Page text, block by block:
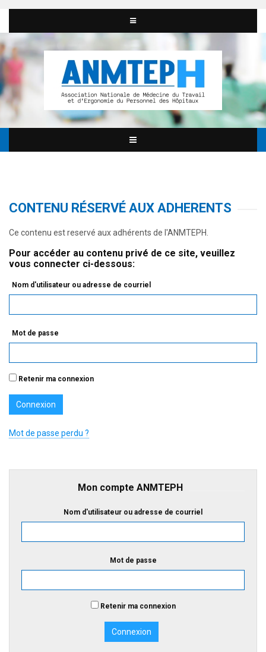
CONTENU RÉSERVÉ AUX ADHERENTS
Ce contenu est reservé aux adhérents de l'ANMTEPH.
Pour accéder au contenu privé de ce site, veuillez
vous connecter ci-dessous:
Nom d'utilisateur ou adresse de courriel
Mot de passe
Retenir ma connexion
Mot de passe perdu ?
Mon compte ANMTEPH
Nom d'utilisateur ou adresse de courriel
Mot de passe
Retenir ma connexion